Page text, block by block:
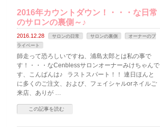
2016年カウントダウン！・・・な日常
のサロンの裏側～♪
2016.12.28 サロンの日常 サロンの裏側
オーナーのプ
ライベート
師走って恐ろしいですね、浦島太郎とは私の事で
す！・・・なCenblessサロンオーナーみけちゃんで
す、こんばんは♪ ラストスパート！！ 連日ほんと
に多くのご注文、および、フェイシャルorネイルご
来店、ありが …
この記事を読む